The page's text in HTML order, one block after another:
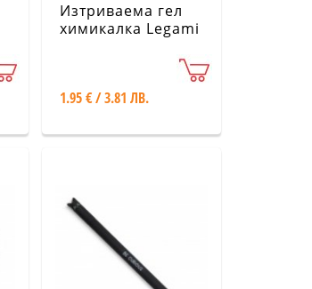
Изтриваема гел
химикалка Legami
1.95 € / 3.81 ЛВ.